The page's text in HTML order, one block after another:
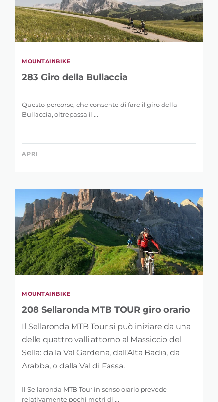
MOUNTAINBIKE
283 Giro della Bullaccia
Questo percorso, che consente di fare il giro della
Bullaccia, oltrepassa il ...
APRI
MOUNTAINBIKE
208 Sellaronda MTB TOUR giro orario
Il Sellaronda MTB Tour si può iniziare da una
delle quattro valli attorno al Massiccio del
Sella: dalla Val Gardena, dall'Alta Badia, da
Arabba, o dalla Val di Fassa.
Il Sellaronda MTB Tour in senso orario prevede
relativamente pochi metri di ...